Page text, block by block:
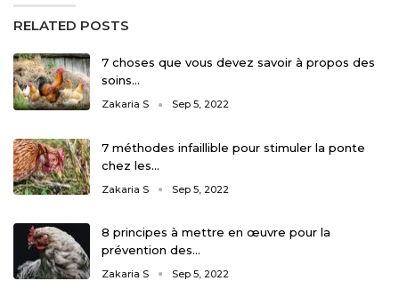
RELATED POSTS
7 choses que vous devez savoir à propos des
soins…
Zakaria S Sep 5, 2022
7 méthodes infaillible pour stimuler la ponte
chez les…
Zakaria S Sep 5, 2022
8 principes à mettre en œuvre pour la
prévention des…
Zakaria S Sep 5, 2022